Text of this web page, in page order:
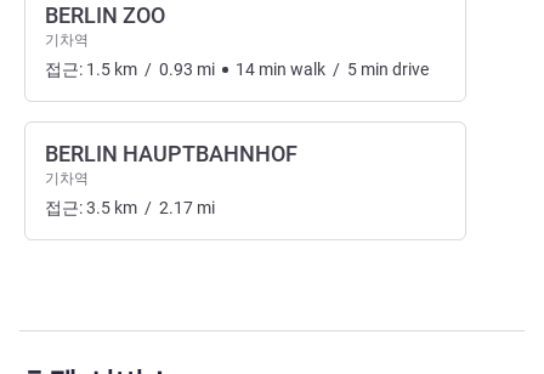
BERLIN ZOO
기차역
접근: 1.5 km / 0.93 mi 14 min walk / 5 min drive
BERLIN HAUPTBAHNHOF
기차역
접근:3.5 km / 2.17 mi